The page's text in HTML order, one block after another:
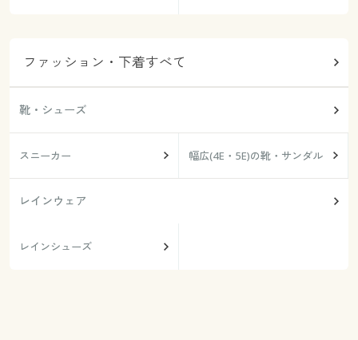
ファッション・下着すべて
靴・シューズ
スニーカー 幅広(4E・5E)の靴・サンダル
レインウェア
レインシューズ